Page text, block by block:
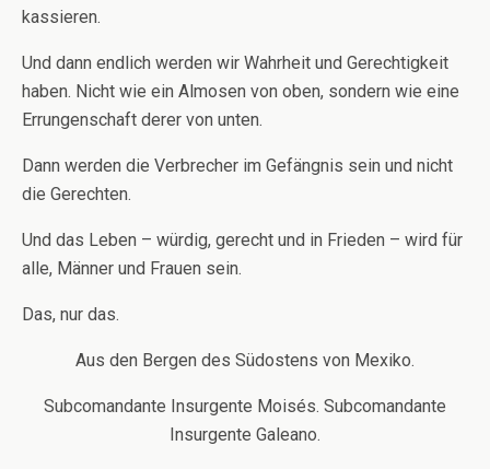
kassieren.
Und dann endlich werden wir Wahrheit und Gerechtigkeit
haben. Nicht wie ein Almosen von oben, sondern wie eine
Errungenschaft derer von unten.
Dann werden die Verbrecher im Gefängnis sein und nicht
die Gerechten.
Und das Leben – würdig, gerecht und in Frieden – wird für
alle, Männer und Frauen sein.
Das, nur das.
Aus den Bergen des Südostens von Mexiko.
Subcomandante Insurgente Moisés. Subcomandante
Insurgente Galeano.